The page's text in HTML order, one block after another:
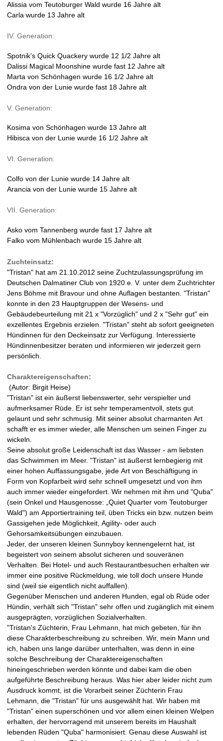
Alissia vom Teutoburger Wald wurde 16 Jahre alt
Carla wurde 13 Jahre alt
IV. Generation:
Spotnik’s Quick Quackery wurde 12 1/2 Jahre alt
Dalissi Magical Moonshine wurde fast 12 Jahre alt
Marta von Schönhagen wurde 16 1/2 Jahre alt
Ondra von der Lunie wurde fast 18 Jahre alt
V. Generation:
Kosima von Schönhagen wurde 13 Jahre alt
Hibisca von der Lunie wurde 16 1/2 Jahre alt
VI. Generation:
Colfo von der Lunie wurde 14 Jahre alt
Arancia von der Lunie wurde 15 Jahre alt
VII. Generation:
Asko vom Tannenberg wurde fast 17 Jahre alt
Falko vom Mühlenbach wurde 15 Jahre alt
Zuchteinsatz:
"Tristan" hat am 21.10.2012 seine Zuchtzulassungsprüfung im
Deutschen Dalmatiner Club von 1920 e. V. unter dem Zuchtrichter
Jens Böhme mit Bravour und ohne Auflagen bestanten. "Tristan"
konnte in den 23 Hauptgruppen der Wesens- und
Gebäudebeurteilung mit 21 x "Vorzüglich" und 2 x "Sehr gut" ein
exzellentes Ergebnis erzielen. "Tristan" steht ab sofort geeigneten
Hündinnen für den Deckeinsatz zur Verfügung. Interessierte
Hündinnenbesitzer beraten und informieren wir jederzeit gern
persönlich.
Charaktereigenschaften:
(Autor: Birgit Heise)
"Tristan" ist ein äußerst liebenswerter, sehr verspielter und
aufmerksamer Rüde. Er ist sehr temperamentvoll, stets gut
gelaunt und sehr schmusig. Mit seiner absolut charmanten Art
schafft er es immer wieder, alle Menschen um seinen Finger zu
wickeln.
Seine absolut große Leidenschaft ist das Wasser - am liebsten
das Schwimmen im Meer. "Tristan" ist äußerst lernbegierig mit
einer hohen Auffassungsgabe, jede Art von Beschäftigung in
Form von Kopfarbeit wird sehr schnell umgesetzt und von ihm
auch immer wieder eingefordert. Wir nehmen mit ihm und "Quba"
(sein Onkel und Hausgenosse: „Quiet Quarter vom Teutoburger
Wald") am Apportiertraining teil, üben Tricks ein bzw. nutzen beim
Gassigehen jede Möglichkeit, Agility- oder auch
Gehorsamkeitsübungen einzubauen.
Jeder, der unseren kleinen Sunnyboy kennengelernt hat, ist
begeistert von seinem absolut sicheren und souveränen
Verhalten. Bei Hotel- und auch Restaurantbesuchen erhalten wir
immer eine positive Rückmeldung, wie toll doch unsere Hunde
sind (weil sie eigentlich nicht auffallen).
Gegenüber Menschen und anderen Hunden, egal ob Rüde oder
Hündin, verhält sich "Tristan" sehr offen und zugänglich mit einem
ausgeprägten, vorzüglichen Sozialverhalten.
"Tristan's Züchterin, Frau Lehmann, hat mich gebeten, für ihn
diese Charakterbeschreibung zu schreiben. Wir, mein Mann und
ich, haben uns lange darüber unterhalten, was denn in eine
solche Beschreibung der Charaktereigenschaften
hineingeschrieben werden könnte und dabei kam die oben
aufgeführte Beschreibung heraus. Was hier aber leider nicht zum
Ausdruck kommt, ist die Vorarbeit seiner Züchterin Frau
Lehmann, die "Tristan" für uns ausgewählt hat. Wir haben mit
"Tristan" einen superschönen und vor allem einen kleinen Welpen
erhalten, der hervorragend mit unserem bereits im Haushalt
lebenden Rüden "Quba" harmonisiert. Genau diese Auswahl ist